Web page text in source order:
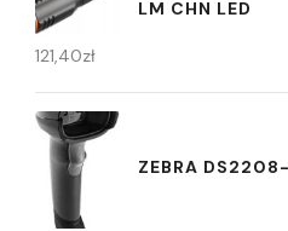
LM CHN LED
121,40zł
ZEBRA